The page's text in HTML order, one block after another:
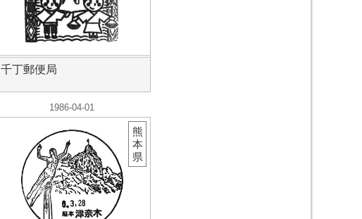
千丁郵便局
1986-04-01
熊
本
県